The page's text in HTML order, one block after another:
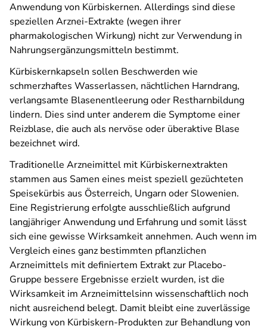
Anwendung von Kürbiskernen. Allerdings sind diese
speziellen Arznei-Extrakte (wegen ihrer
pharmakologischen Wirkung) nicht zur Verwendung in
Nahrungsergänzungsmitteln bestimmt.
Kürbiskernkapseln sollen Beschwerden wie
schmerzhaftes Wasserlassen, nächtlichen Harndrang,
verlangsamte Blasenentleerung oder Restharnbildung
lindern. Dies sind unter anderem die Symptome einer
Reizblase, die auch als nervöse oder überaktive Blase
bezeichnet wird.
Traditionelle Arzneimittel mit Kürbiskernextrakten
stammen aus Samen eines meist speziell gezüchteten
Speisekürbis aus Österreich, Ungarn oder Slowenien.
Eine Registrierung erfolgte ausschließlich aufgrund
langjähriger Anwendung und Erfahrung und somit lässt
sich eine gewisse Wirksamkeit annehmen. Auch wenn im
Vergleich eines ganz bestimmten pflanzlichen
Arzneimittels mit definiertem Extrakt zur Placebo-
Gruppe bessere Ergebnisse erzielt wurden, ist die
Wirksamkeit im Arzneimittel­sinn wissenschaftlich noch
nicht ausreichend belegt. Damit bleibt eine zuverlässige
Wirkung von Kürbiskern-Produkten zur Behandlung von